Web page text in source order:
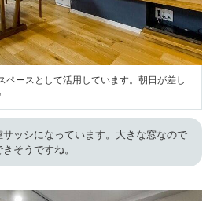
ペースとして活用しています。朝日が差し
サッシになっています。大きな窓なので
そうですね。